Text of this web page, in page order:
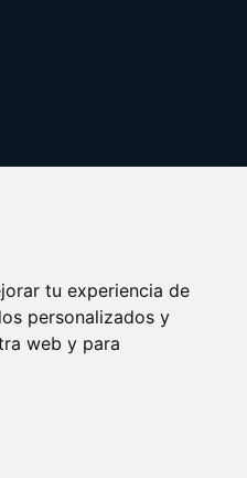
tu experiencia de
personalizados y
web y para